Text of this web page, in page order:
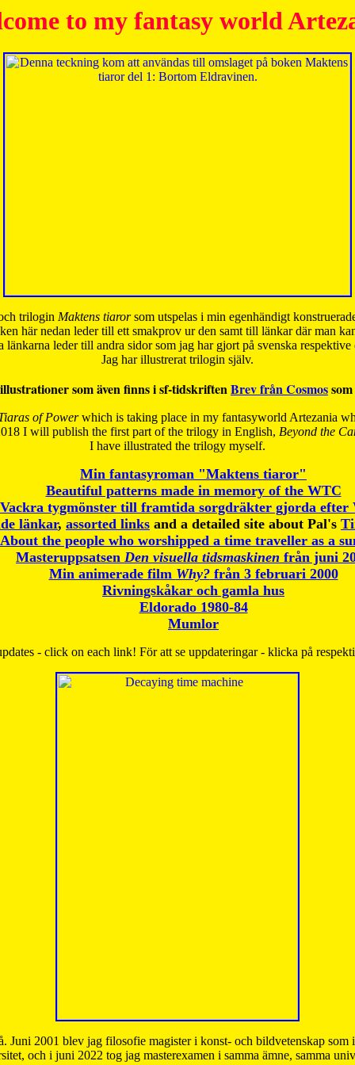
to my fantasy world
trilogin Maktens tiarorsom utspelas i min egenhändigt
här nedan leder till ett smakprov ur den samt till länkar där man
länkarna leder till andra sidor som jag har gjort på svenska respektive
Jag har illustrerat trilogin själv.
som även finns i sf-tidskriftenBrev från Cosmos
of Powerwhich is taking place in my fantasyworld Artezania
I will publish the first part of the trilogy in English, Beyond the
I have illustrated the trilogy myself.
Min fantasyroman "Maktens tiaror"
Beautiful patterns made in memory of the WTC
Vackra tygmönster till framtida sorgdräkter gjorda efter
länkar, assorted links and a detailed site about Pal's
About the people who worshipped a time traveller as a
Masteruppsatsen Den visuella tidsmaskinen från juni
Min animerade film Why?från 3 februari 2000
Rivningskåkar och gamla hus
Eldorado 1980-84
Mumlor
- click on each link! För att se uppdateringar - klicka på
Juni 2001 blev jag filosofie magister i konst- och bildvetenskap
och i juni 2022 tog jag masterexamen i samma ämne, samma